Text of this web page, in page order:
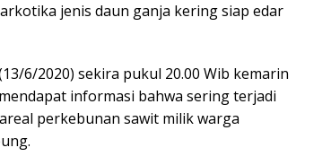
jenis daun ganja kering siap edar
6/2020) sekira pukul 20.00 Wib kemarin
informasi bahwa sering terjadi
perkebunan sawit milik warga